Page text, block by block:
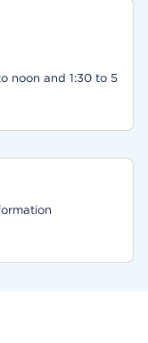
noon and 1:30 to 5